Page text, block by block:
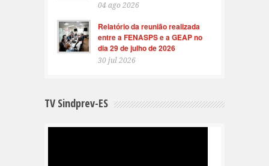
04 ago 2026
Relatório da reunião realizada
entre a FENASPS e a GEAP no
dia 29 de julho de 2026
30 jul 2026
TV Sindprev-ES